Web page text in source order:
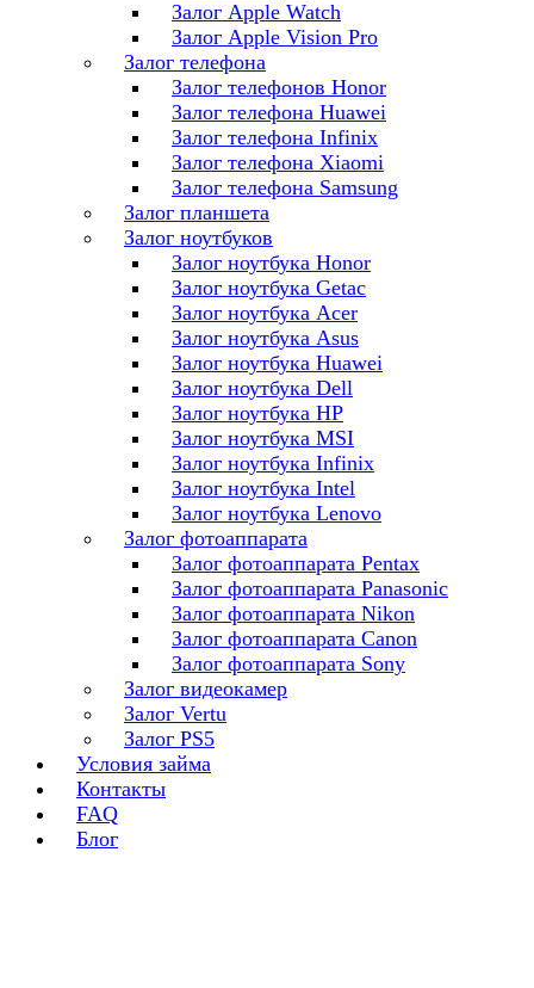
Залог Apple Watch
Залог Apple Vision Pro
Залог телефона
Залог телефонов Honor
Залог телефона Huawei
Залог телефона Infinix
Залог телефона Xiaomi
Залог телефона Samsung
Залог планшета
Залог ноутбуков
Залог ноутбука Honor
Залог ноутбука Getac
Залог ноутбука Acer
Залог ноутбука Asus
Залог ноутбука Huawei
Залог ноутбука Dell
Залог ноутбука HP
Залог ноутбука MSI
Залог ноутбука Infinix
Залог ноутбука Intel
Залог ноутбука Lenovo
Залог фотоаппарата
Залог фотоаппарата Pentax
Залог фотоаппарата Panasonic
Залог фотоаппарата Nikon
Залог фотоаппарата Canon
Залог фотоаппарата Sony
Залог видеокамер
Залог Vertu
Залог PS5
Условия займа
Контакты
FAQ
Блог